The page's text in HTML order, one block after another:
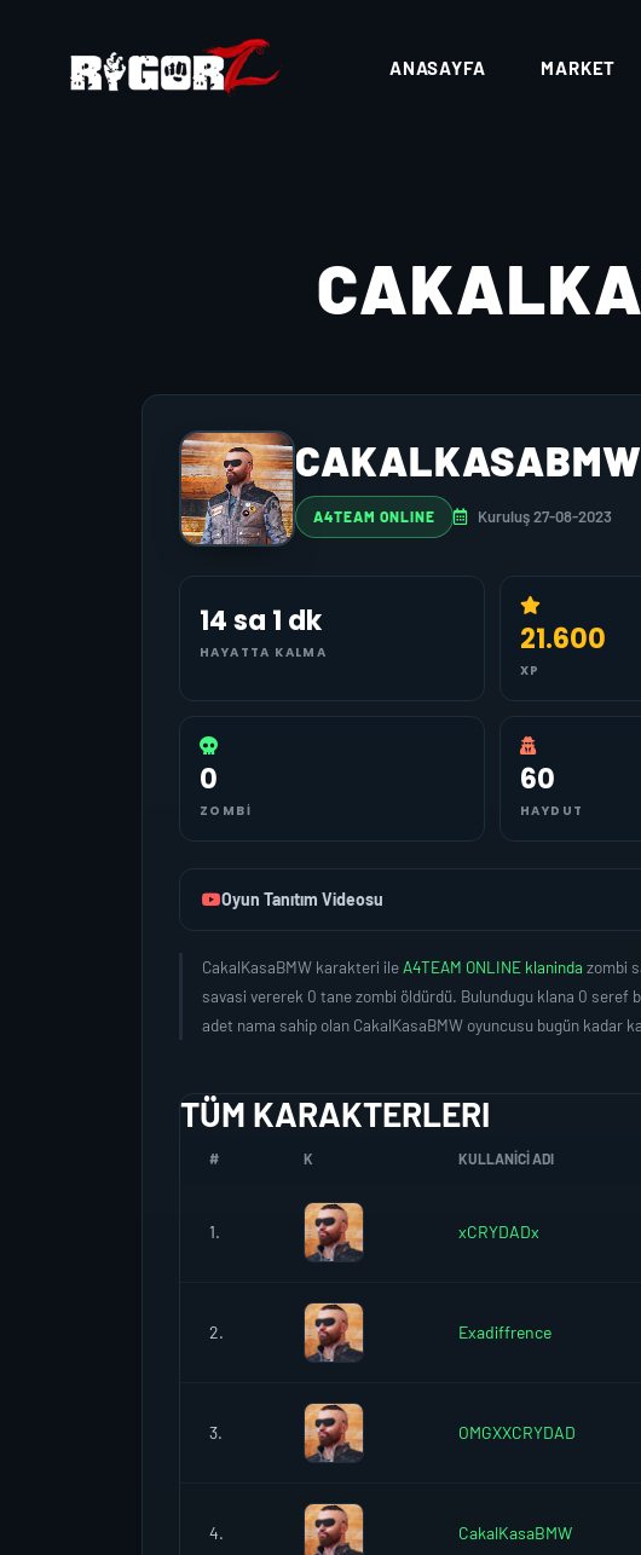
ANASAYFA MARKET
CAKALKASABMW
A4TEAM ONLINE Kuruluş 27-08-2023
14 sa 1 dk
HAYATTA KALMA 21.600
XP
0
ZOMBI
60
HAYDUT
Oyun Tanıtım Videosu
CakalKasaBMW karakteri ileA4TEAM ONLINE klaninda zombi
savasi vererek 0 tane zombi öldürdü. Bulundugu klana 0 seref
adet nama sahip olan CakalKasaBMW oyuncusu bugün kadar
TÜM KARAKTERLERI
# K KULLANICI ADI
1. xCRYDADx
2. Exadiffrence
3. OMGXXCRYDAD
4. CakalKasaBMW